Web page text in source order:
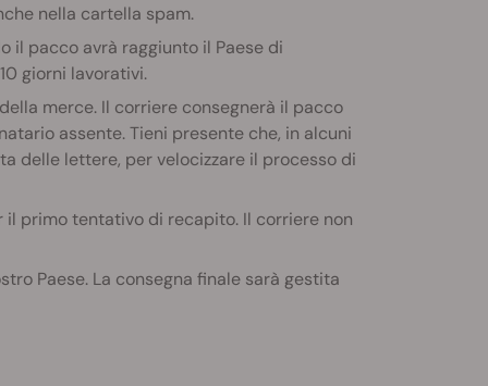
nella cartella spam.
il pacco avrà raggiunto il Paese di
giorni lavorativi.
merce. Il corriere consegnerà il pacco
assente. Tieni presente che, in alcuni
delle lettere, per velocizzare il processo di
primo tentativo di recapito. Il corriere non
Paese. La consegna finale sarà gestita